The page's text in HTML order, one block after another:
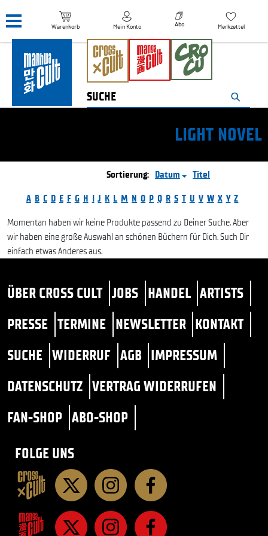
Warenkorb Mein Konto Abo Merkzettel
LIGHT NOVEL
Sortierung: Datum Titel
A B C D E F G H I J K L M N O P Q R S T U V W X Y Z
Momentan haben wir keine Produkte passend zu Deiner Suche. Aber
wir haben eine große Auswahl an schönen Büchern für Dich. Such Dir
einfach etwas Anderes aus.
ÜBER CROSS CULT JOBS HANDEL ARTISTS
PRESSE TERMINE NEWSLETTER KONTAKT
SUCHE WIDERRUF AGB IMPRESSUM
DATENSCHUTZ VERTRAG WIDERRUFEN
FAN-SHOP ABO-SHOP
FOLGE UNS